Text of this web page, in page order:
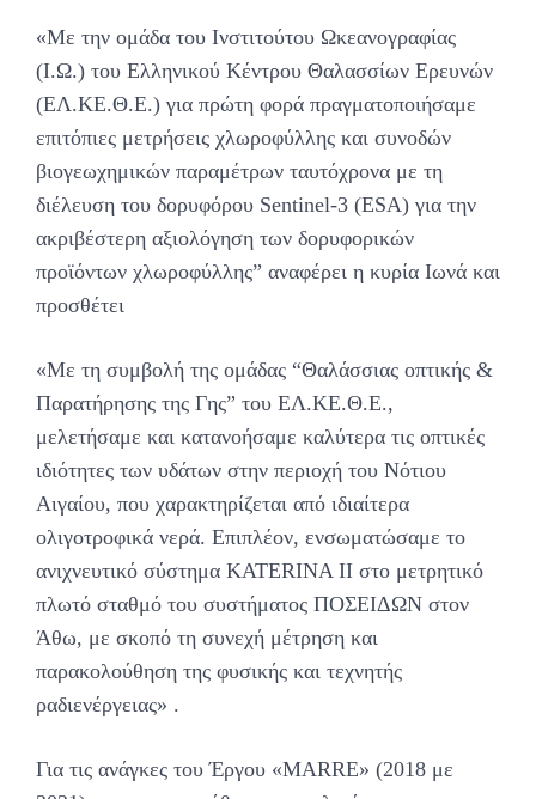
«Με την ομάδα του Ινστιτούτου Ωκεανογραφίας
(Ι.Ω.) του Ελληνικού Κέντρου Θαλασσίων Ερευνών
(ΕΛ.ΚΕ.Θ.Ε.) για πρώτη φορά πραγματοποιήσαμε
επιτόπιες μετρήσεις χλωροφύλλης και συνοδών
βιογεωχημικών παραμέτρων ταυτόχρονα με τη
διέλευση του δορυφόρου Sentinel-3 (ESA) για την
ακριβέστερη αξιολόγηση των δορυφορικών
προϊόντων χλωροφύλλης” αναφέρει η κυρία Ιωνά και
προσθέτει
«Με τη συμβολή της ομάδας “Θαλάσσιας οπτικής &
Παρατήρησης της Γης” του ΕΛ.ΚΕ.Θ.Ε.,
μελετήσαμε και κατανοήσαμε καλύτερα τις οπτικές
ιδιότητες των υδάτων στην περιοχή του Νότιου
Αιγαίου, που χαρακτηρίζεται από ιδιαίτερα
ολιγοτροφικά νερά. Επιπλέον, ενσωματώσαμε το
ανιχνευτικό σύστημα KATERINA II στο μετρητικό
πλωτό σταθμό του συστήματος ΠΟΣΕΙΔΩΝ στον
Άθω, με σκοπό τη συνεχή μέτρηση και
παρακολούθηση της φυσικής και τεχνητής
ραδιενέργειας» .
Για τις ανάγκες του Έργου «MARRE» (2018 με